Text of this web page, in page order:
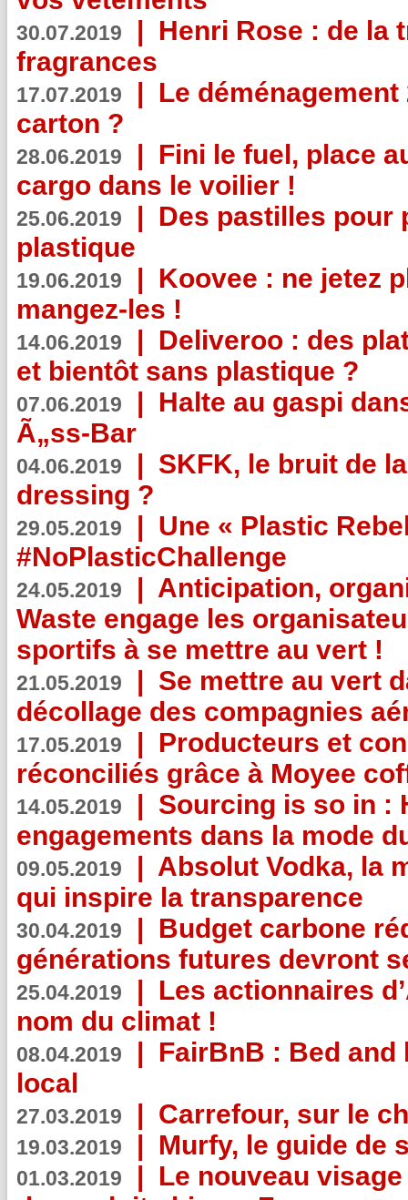
30.07.2019 | Henri Rose : de la
fragrances
17.07.2019 | Le
carton ?
28.06.2019 | Fini le fuel, place
cargo dans le voilier !
25.06.2019 | Des pastilles pour
plastique
19.06.2019 | Koovee : ne jetez
mangez-les !
14.06.2019 | Deliveroo : des
et bientôt sans plastique ?
07.06.2019 | Halte au gaspi
Ã„ss-Bar
04.06.2019 | SKFK, le bruit de
dressing ?
29.05.2019 | Une « Plastic
#NoPlasticChallenge
24.05.2019 | Anticipation,
Waste engage les
sportifs à se mettre au vert !
21.05.2019 | Se mettre au vert
décollage des compagnies
17.05.2019 | Producteurs et
réconciliés grâce à Moyee
14.05.2019 | Sourcing is so in :
engagements dans la mode
09.05.2019 | Absolut Vodka, la
qui inspire la transparence
30.04.2019 | Budget carbone
générations futures devront
25.04.2019 | Les actionnaires
nom du climat !
08.04.2019 | FairBnB : Bed
local
27.03.2019 | Carrefour, sur le
19.03.2019 | Murfy, le guide de
01.03.2019 | Le nouveau